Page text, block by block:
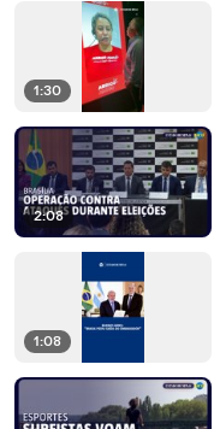
1:30
2:08
1:08